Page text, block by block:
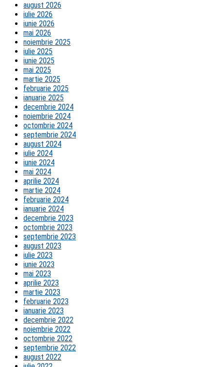
august 2026
iulie 2026
iunie 2026
mai 2026
noiembrie 2025
iulie 2025
iunie 2025
mai 2025
martie 2025
februarie 2025
ianuarie 2025
decembrie 2024
noiembrie 2024
octombrie 2024
septembrie 2024
august 2024
iulie 2024
iunie 2024
mai 2024
aprilie 2024
martie 2024
februarie 2024
ianuarie 2024
decembrie 2023
octombrie 2023
septembrie 2023
august 2023
iulie 2023
iunie 2023
mai 2023
aprilie 2023
martie 2023
februarie 2023
ianuarie 2023
decembrie 2022
noiembrie 2022
octombrie 2022
septembrie 2022
august 2022